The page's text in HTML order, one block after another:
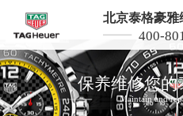
北京泰格豪
400-
保养维修您的
Maintain and